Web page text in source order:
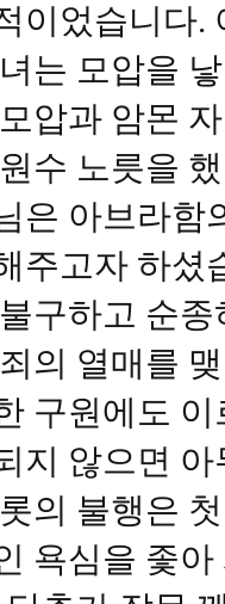
이었습니다.
는 모압을
압과 암몬
수 노릇을
은 아브라함
주고자 하셨
구하고 순
의 열매를
구원에도
지 않으면
의 불행은
욕심을 좇